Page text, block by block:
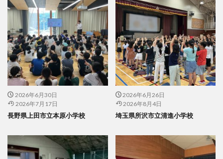
2026年6月30日
2026年7月17日
長野県上田市立本原小学校
2026年6月26日
2026年8月4日
埼玉県所沢市立清進小学校